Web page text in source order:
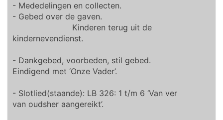
- Mededelingen en collecten.
- Gebed over de gaven.
Kinderen terug uit de
kindernevendienst.
- Dankgebed, voorbeden, stil gebed.
Eindigend met ‘Onze Vader’.
- Slotlied(staande): LB 326: 1 t/m 6 ‘Van ver
van oudsher aangereikt’.